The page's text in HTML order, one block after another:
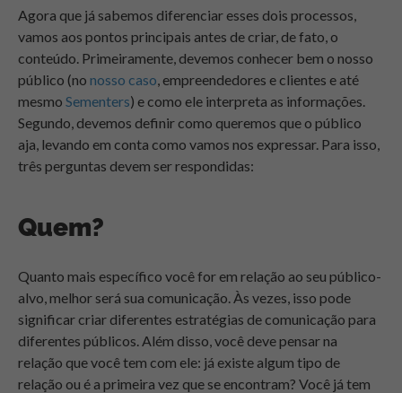
Agora que já sabemos diferenciar esses dois processos,
vamos aos pontos principais antes de criar, de fato, o
conteúdo. Primeiramente, devemos conhecer bem o nosso
público (no nosso caso, empreendedores e clientes e até
mesmo Sementers) e como ele interpreta as informações.
Segundo, devemos definir como queremos que o público
aja, levando em conta como vamos nos expressar. Para isso,
três perguntas devem ser respondidas:
Quem?
Quanto mais específico você for em relação ao seu público-
alvo, melhor será sua comunicação. Às vezes, isso pode
significar criar diferentes estratégias de comunicação para
diferentes públicos. Além disso, você deve pensar na
relação que você tem com ele: já existe algum tipo de
relação ou é a primeira vez que se encontram? Você já tem